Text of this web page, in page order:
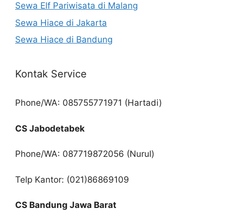
Sewa Elf Pariwisata di Malang
Sewa Hiace di Jakarta
Sewa Hiace di Bandung
Kontak Service
Phone/WA: 085755771971 (Hartadi)
CS Jabodetabek
Phone/WA: 087719872056 (Nurul)
Telp Kantor: (021)86869109
CS Bandung Jawa Barat